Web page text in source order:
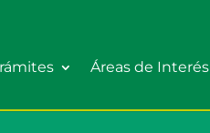
Áreas de Interés